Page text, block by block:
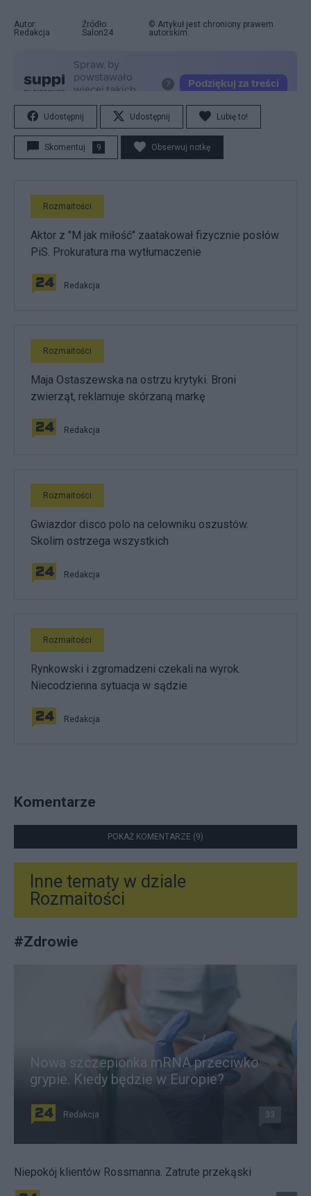
Autor:
Redakcja
Źródło:
Salon24
© Artykuł jest chroniony prawem
autorskim.
Udostępnij Udostępnij Lubię to!
Skomentuj 9 Obserwuj notkę
Rozmaitości
Aktor z "M jak miłość" zaatakował fizycznie posłów
PiS. Prokuratura ma wytłumaczenie
Redakcja
Rozmaitości
Maja Ostaszewska na ostrzu krytyki. Broni
zwierząt, reklamuje skórzaną markę
Redakcja
Rozmaitości
Gwiazdor disco polo na celowniku oszustów.
Skolim ostrzega wszystkich
Redakcja
Rozmaitości
Rynkowski i zgromadzeni czekali na wyrok.
Niecodzienna sytuacja w sądzie
Redakcja
Komentarze
POKAŻ KOMENTARZE (9)
Inne tematy w dziale
Rozmaitości
#Zdrowie
Nowa szczepionka mRNA przeciwko
grypie. Kiedy będzie w Europie?
Redakcja 33
Niepokój klientów Rossmanna. Zatrute przekąski